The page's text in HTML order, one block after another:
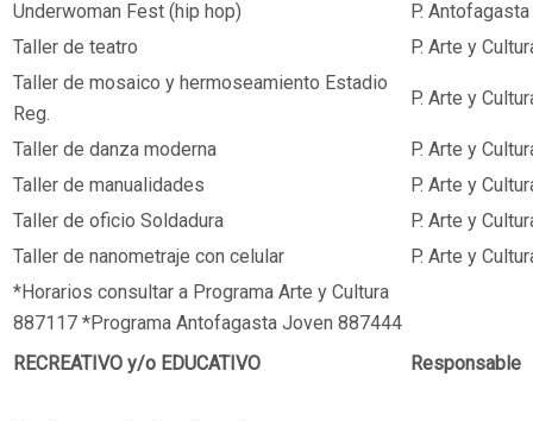
Underwoman Fest (hip hop)
P.
Taller de teatro
P. Arte y
Taller de mosaico y hermoseamiento Estadio
Reg.
P. Arte y
Taller de danza moderna
P. Arte y
Taller de manualidades
P. Arte y
Taller de oficio Soldadura
P. Arte y
Taller de nanometraje con celular
P. Arte y
*Horarios consultar a Programa Arte y Cultura
887117 *Programa Antofagasta Joven 887444
RECREATIVO y/o EDUCATIVO
Responsable